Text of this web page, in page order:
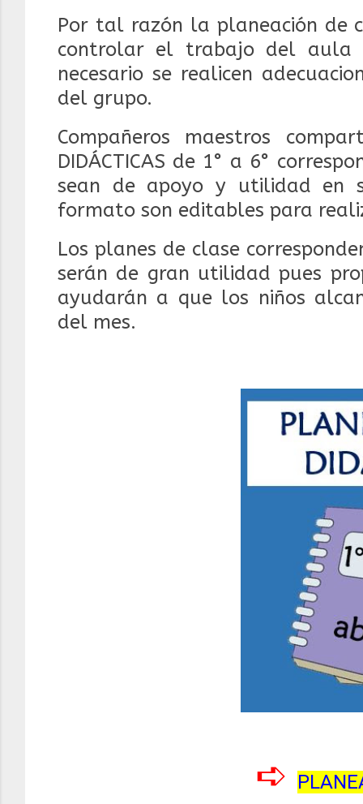
Por tal razón la planeación de
controlar el trabajo del aula
necesario se realicen
del grupo.
Compañeros maestros
DIDÁCTICAS de 1° a 6°
sean de apoyo y utilidad en
formato son editables para
Los planes de clase
serán de gran utilidad pues
ayudarán a que los niños
del mes.
➪